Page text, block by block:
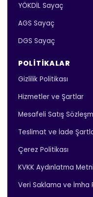
YÖKDİL Sayaç
AGS Sayaç
DGS Sayaç
POLITIKALAR
Gizlilik Politikası
Hizmetler ve Şartlar
Mesafeli Satış
Teslimat ve İade
Çerez Politikası
KVKK Aydınlatma Metni
Veri Saklama ve İmha